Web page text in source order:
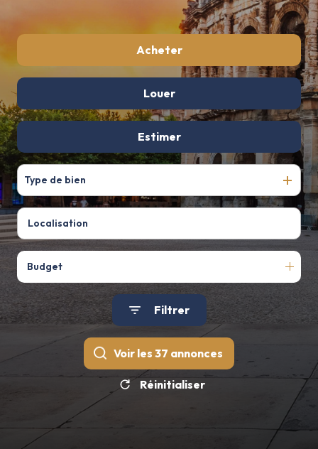
Acheter
De l'immo pro
Louer
Estimer
Type de bien
Budget
Filtrer
Voir les 37 annonces
Réinitialiser